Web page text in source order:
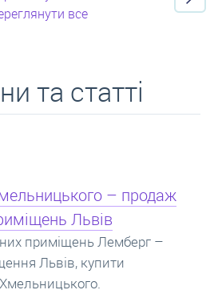
все
та статті
нерухомості: іпотека
– кредит на житло під
Купити в іпотеку – що
від Експертів